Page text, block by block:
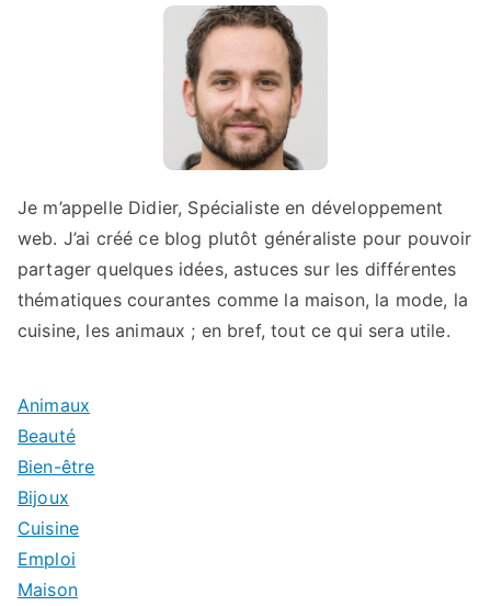
Je m’appelle Didier, Spécialiste en développement
web. J’ai créé ce blog plutôt généraliste pour pouvoir
partager quelques idées, astuces sur les différentes
thématiques courantes comme la maison, la mode, la
cuisine, les animaux ; en bref, tout ce qui sera utile.
Animaux
Beauté
Bien-être
Bijoux
Cuisine
Emploi
Maison